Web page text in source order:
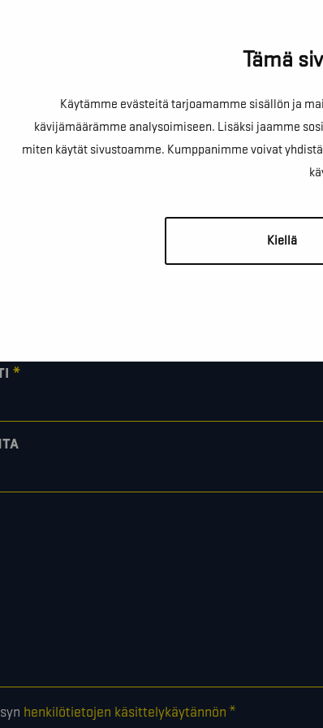
Tämä
Käytämme evästeitä tarjoamamme sisällön ja
kävijämäärämme analysoimiseen. Lisäksi jaamme
miten käytät sivustoamme. Kumppanimme voivat
Kiellä
YHTEYTTÄ!
voit kysyä lisäinfoa, pyytää ilmaista
lämpimiä terveisiä!
kentät
*
henkilötietojen käsittelykäytännön *